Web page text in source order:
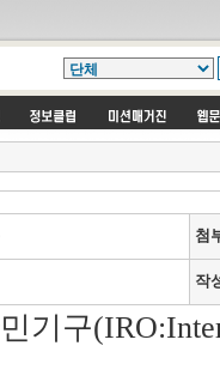
첨
작
기구